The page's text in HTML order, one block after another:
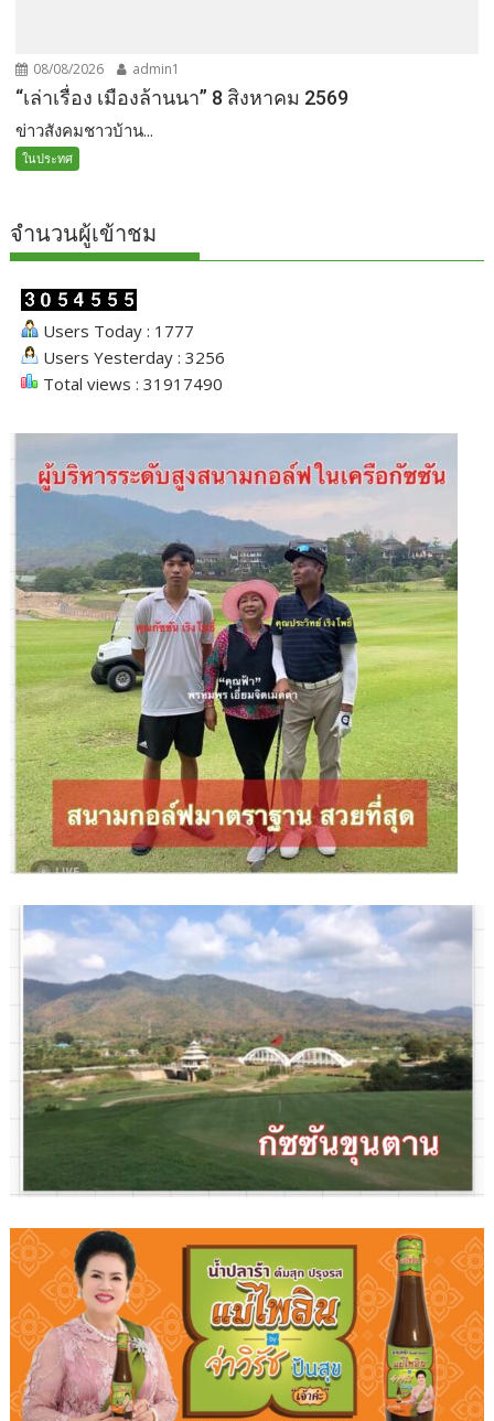
08/08/2026 admin1
“เล่าเรื่อง เมืองล้านนา” 8 สิงหาคม 2569
ข่าวสังคมชาวบ้าน...
ในประทศ
จำนวนผู้เข้าชม
Users Today : 1777
Users Yesterday : 3256
Total views : 31917490